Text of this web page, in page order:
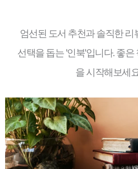
엄선된 도서 추천과 솔직한 리
선택을 돕는 '인북'입니다. 좋
을 시작해보세